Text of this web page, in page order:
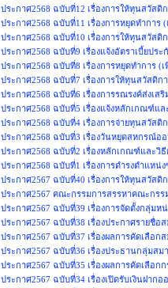
ประกาศ2568 ฉบับที่12 เรื่องการให้ทุนสวัสดิ
ประกาศ2568 ฉบับที่11 เรื่องการหยุดทำการ (
ประกาศ2568 ฉบับที่10 เรื่องการให้ทุนสวัสดิ
ประกาศ2568 ฉบับที่9 เรื่องแจ้งอัตราเบี้ยปร
ประกาศ2568 ฉบับที่8 เรื่องการหยุดทำการ (เ
ประกาศ2568 ฉบับที่7 เรื่องการให้ทุนสวัสดิก
ประกาศ2568 ฉบับที่6 เรื่องการรณรงค์ส่งเส
ประกาศ2568 ฉบับที่5 เรื่องแจ้งหลักเกณฑ์แ
ประกาศ2568 ฉบับที่4 เรื่องการจ่ายทุนสวัสติ
ประกาศ2568 ฉบับที่3 เรื่องวันหยุดสหกรณ์
ประกาศ2568 ฉบับที่2 เรื่องหลักเกณฑ์และวิ
ประกาศ2568 ฉบับที่1 เรื่องการดำรงตำแห
ประกาศ2567 ฉบับที่40 เรื่องการให้ทุนสวัสดิ
ประกาศ2567 คณะกรรมการสรรหาคณะกรร
ประกาศ2567 ฉบับที่39 เรื่องการจัดตั้งกลุ่มห
ประกาศ2567 ฉบับที่38 เรื่องประกาศรายชื่อ
ประกาศ2567 ฉบับที่37 เรื่องผลการคัดเลือก
ประกาศ2567 ฉบับที่36 เรื่องประธานกลุ่มสม
ประกาศ2567 ฉบับที่35 เรื่องผลการคัดเลือก
ประกาศ2567 ฉบับที่34 เรื่องเปิดรับเงินฝาก